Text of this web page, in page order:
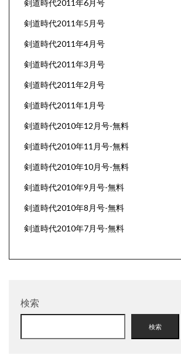
剣道時代2011年6月号
剣道時代2011年5月号
剣道時代2011年4月号
剣道時代2011年3月号
剣道時代2011年2月号
剣道時代2011年1月号
剣道時代2010年12月号-無料
剣道時代2010年11月号-無料
剣道時代2010年10月号-無料
剣道時代2010年9月号-無料
剣道時代2010年8月号-無料
剣道時代2010年7月号-無料
検索
検索